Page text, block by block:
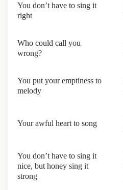
You don’t have to sing it
right
Who could call you
wrong?
You put your emptiness to
melody
Your awful heart to song
You don’t have to sing it
nice, but honey sing it
strong